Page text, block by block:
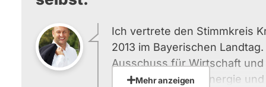
Ich vertrete den Stimmkreis
2013 im Bayerischen
Ausschuss für Wirtschaft
Bau und Verkehr, Energie
Mehr anzeigen